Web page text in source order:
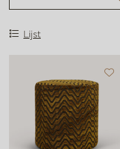
Lijst